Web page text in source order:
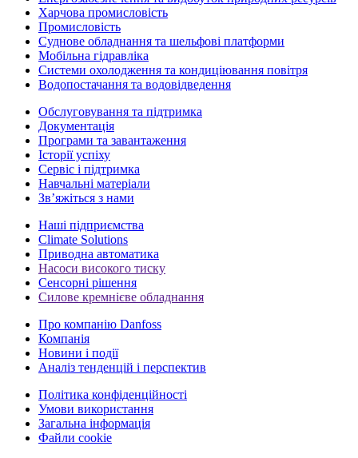
Харчова промисловість
Промисловість
Суднове обладнання та шельфові платформи
Мобільна гідравліка
Системи охолодження та кондиціювання повітря
Водопостачання та водовідведення
Обслуговування та підтримка
Документація
Програми та завантаження
Історії успіху
Сервіс і підтримка
Навчальні матеріали
Зв’яжіться з нами
Наші підприємства
Climate Solutions
Приводна автоматика
Насоси високого тиску
Сенсорні рішення
Силове кремнієве обладнання
Про компанію Danfoss
Компанія
Новини і події
Аналіз тенденцій і перспектив
Політика конфіденційності
Умови використання
Загальна інформація
Файли cookie